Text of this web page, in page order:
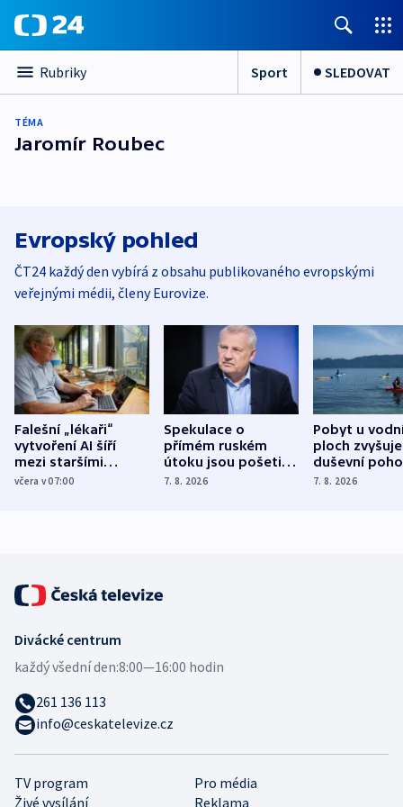
Rubriky Sport SLEDOVAT
TÉMA
Jaromír Roubec
Evropský pohled
ČT24 každý den vybírá z obsahu publikovaného evropskými
veřejnými médii, členy Eurovize.
Falešní „lékaři“
vytvoření AI šíří
mezi staršími
Poláky nebezpečné
včera v 07:00
Spekulace o
přímém ruském
útoku jsou pošetilé,
míní estonský
7. 8. 2026
Pobyt u
ploch zvyšuje
duševní
ukázala
7. 8. 2026
TV program
Pro média
Živé vysílání
Reklama
Divácké centrum
každý všední den:8:00—16:00 hodin
261 136 113
info@ceskatelevize.cz